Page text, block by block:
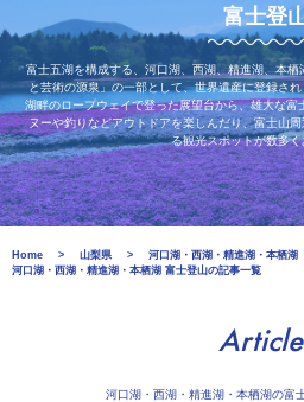
富士登
富士五湖を構成する、河口湖、西湖、精進湖、本
と芸術の源泉」の一部として、世界遺産に登録さ
湖畔のロープウェイで登った展望台から、雄大な
ヌーや釣りなどアウトドアを楽しんだり、富士山
る観光スポットが数多
Home 山梨県 河口湖・西湖・精進湖・本栖湖
河口湖・西湖・精進湖・本栖湖 富士登山の記事一覧
河口湖・西湖・精進湖・本栖湖の富